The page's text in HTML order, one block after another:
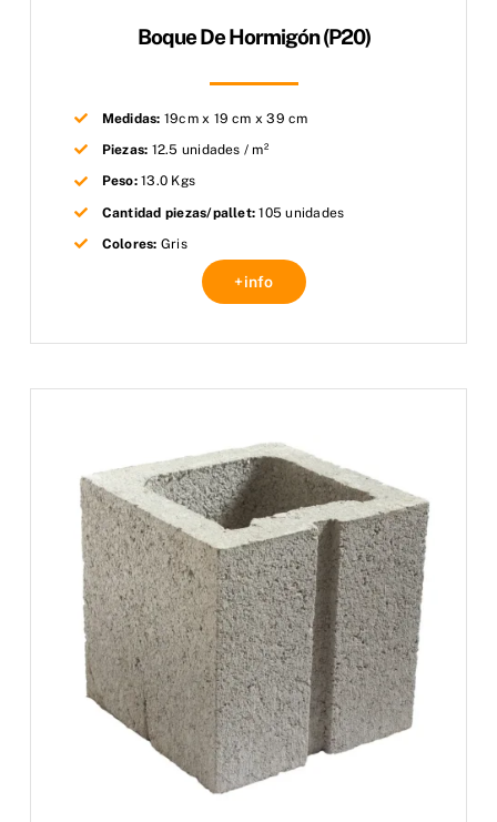
Boque De Hormigón (P20)
Medidas: 19cm x 19 cm x 39 cm
Piezas: 12.5 unidades / m²
Peso:13.0 Kgs
Cantidad piezas/pallet: 105 unidades
Colores: Gris
+info